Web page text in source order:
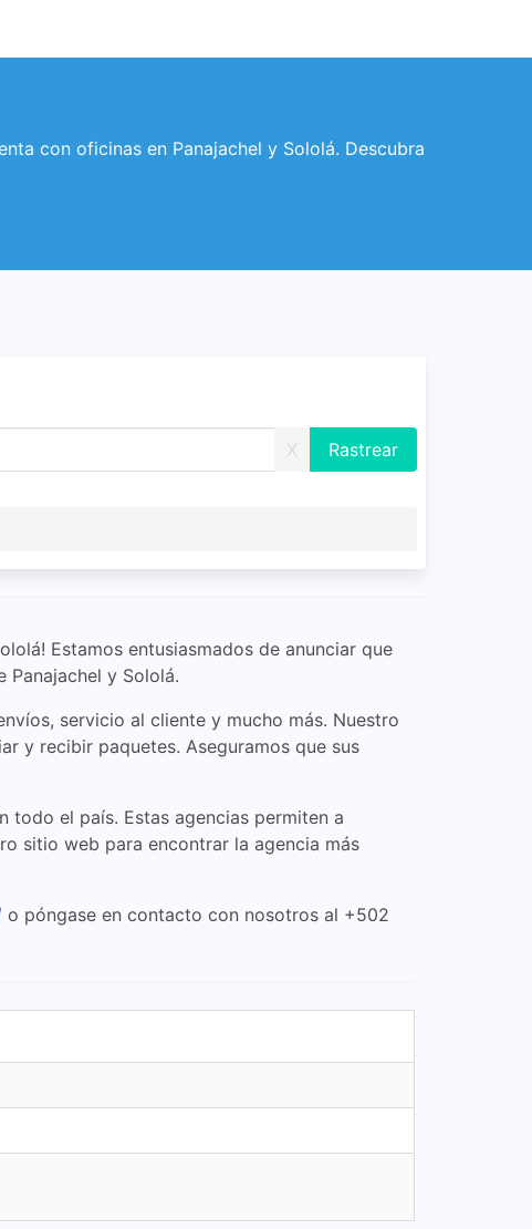
con oficinas en Panajachel y Sololá. Descubra
X
Estamos entusiasmados de anunciar que
y Sololá.
servicio al cliente y mucho más. Nuestro
y recibir paquetes. Aseguramos que sus
todo el país. Estas agencias permiten a
sitio web para encontrar la agencia más
o póngase en contacto con nosotros al +502